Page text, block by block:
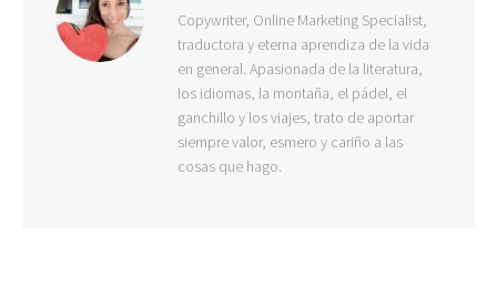
Copywriter, Online Marketing Specialist,
traductora y eterna aprendiza de la vida
en general. Apasionada de la literatura,
los idiomas, la montaña, el pádel, el
ganchillo y los viajes, trato de aportar
siempre valor, esmero y cariño a las
cosas que hago.